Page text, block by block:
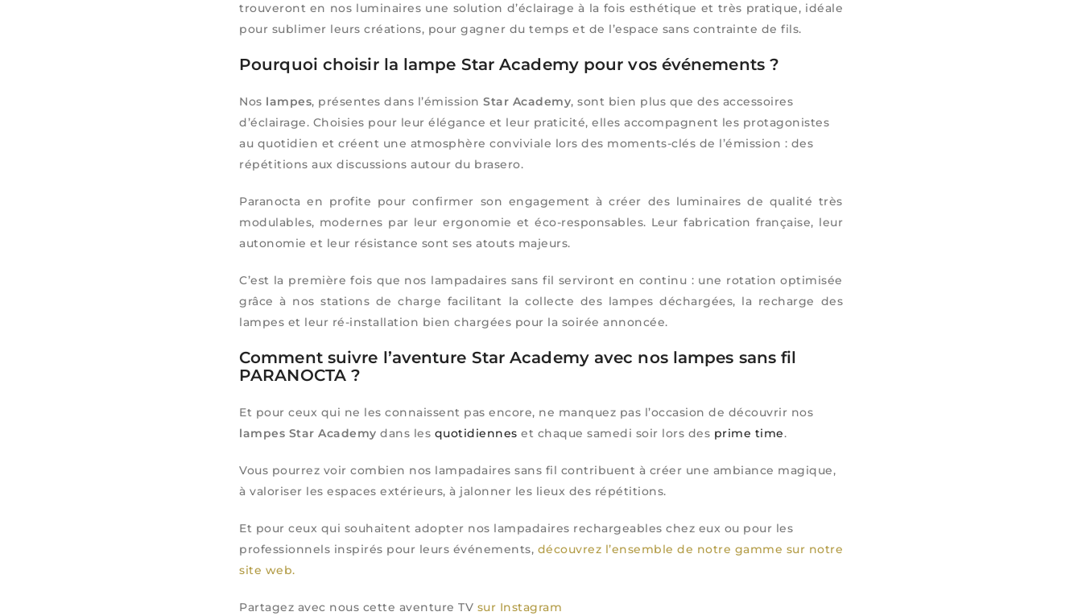
trouveront en nos luminaires une solution d’éclairage à la fois esthétique et très pratique, idéale
pour sublimer leurs créations, pour gagner du temps et de l’espace sans contrainte de fils.
Pourquoi choisir la lampe Star Academy pour vos événements ?
Nos lampes, présentes dans l’émission Star Academy, sont bien plus que des accessoires
d’éclairage. Choisies pour leur élégance et leur praticité, elles accompagnent les protagonistes
au quotidien et créent une atmosphère conviviale lors des moments-clés de l’émission : des
répétitions aux discussions autour du brasero.
Paranocta en profite pour confirmer son engagement à créer des luminaires de qualité très
modulables, modernes par leur ergonomie et éco-responsables. Leur fabrication française, leur
autonomie et leur résistance sont ses atouts majeurs.
C’est la première fois que nos lampadaires sans fil serviront en continu : une rotation optimisée
grâce à nos stations de charge facilitant la collecte des lampes déchargées, la recharge des
lampes et leur ré-installation bien chargées pour la soirée annoncée.
Comment suivre l’aventure Star Academy avec nos lampes sans fil
PARANOCTA ?
Et pour ceux qui ne les connaissent pas encore, ne manquez pas l’occasion de découvrir nos
lampes Star Academy dans les quotidiennes et chaque samedi soir lors des prime time.
Vous pourrez voir combien nos lampadaires sans fil contribuent à créer une ambiance magique,
à valoriser les espaces extérieurs, à jalonner les lieux des répétitions.
Et pour ceux qui souhaitent adopter nos lampadaires rechargeables chez eux ou pour les
professionnels inspirés pour leurs événements, découvrez l’ensemble de notre gamme sur notre
site web.
Partagez avec nous cette aventure TV sur Instagram